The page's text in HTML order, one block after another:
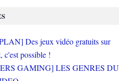
Des jeux vidéo gratuits sur
c'est possible !
GAMING] LES GENRES DU